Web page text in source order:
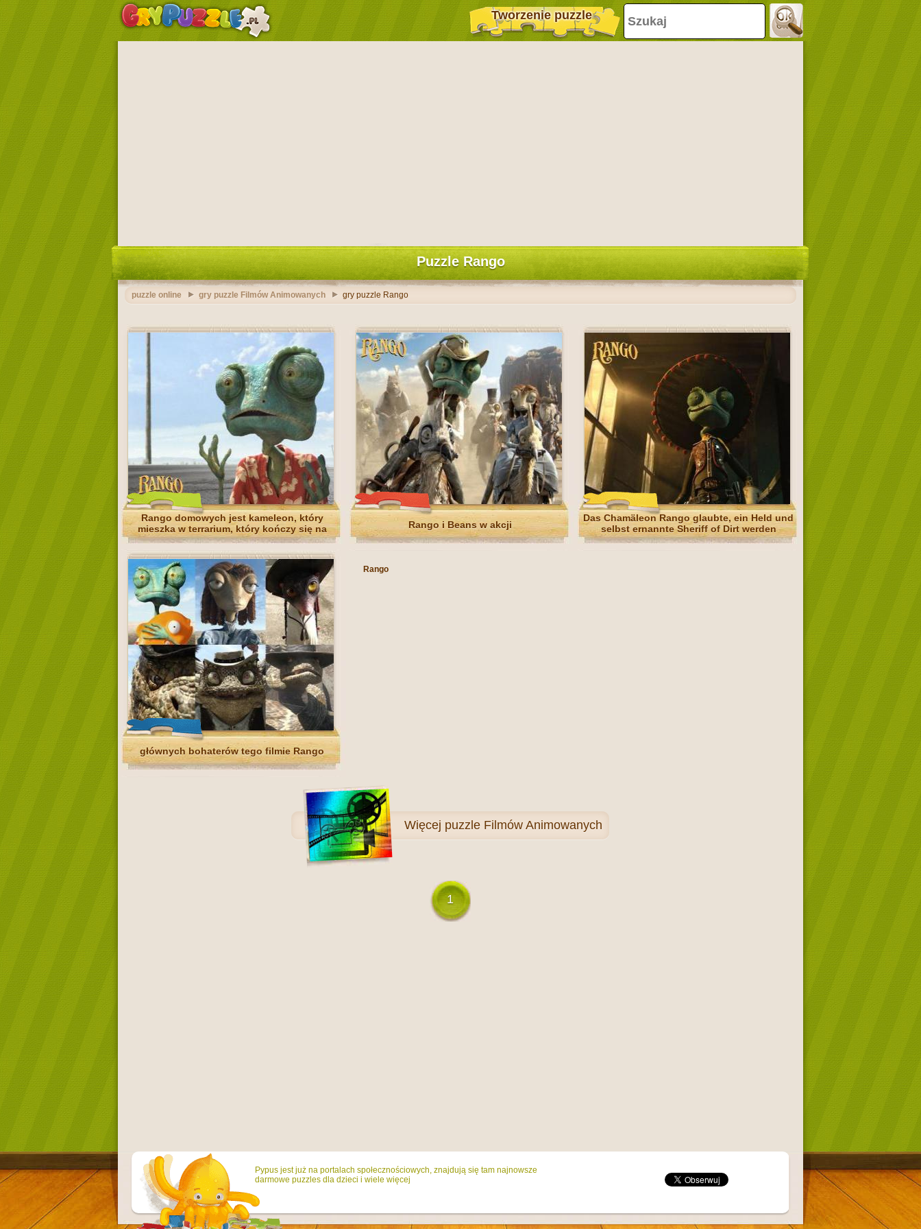
Tworzenie puzzle
Puzzle Rango
puzzle online gry puzzle Filmów Animowanych gry puzzle Rango
Rango domowych jest kameleon, który
mieszka w terrarium, który kończy się na
pustyni
Rango i Beans w akcji
Das Chamäleon Rango glaubte, ein Held und
selbst ernannte Sheriff of Dirt werden
głównych bohaterów tego filmie Rango
Rango
Więcej puzzle Filmów Animowanych
1
Pypus jest już na portalach społecznościowych, znajdują się tam najnowsze
darmowe puzzles dla dzieci i wiele więcej